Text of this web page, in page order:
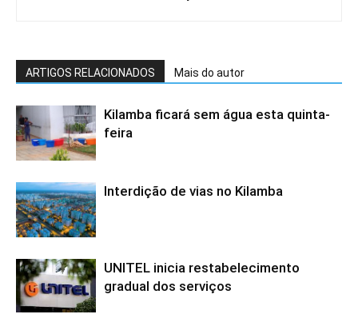
ARTIGOS RELACIONADOS Mais do autor
Kilamba ficará sem água esta quinta-
feira
Interdição de vias no Kilamba
UNITEL inicia restabelecimento
gradual dos serviços